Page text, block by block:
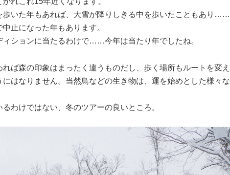
歩いた年もあれば、大雪が降りしきる中を歩いたこともあり……
止になった年もあります。
ィションに当たるわけで……今年は当たり年でしたね。
ば森の印象はまったく違うものだし、歩く場所もルートを変え
はなりません。当然鳥などの生き物は、運を始めとした様々な
わけではない、冬のツアーの良いところ。